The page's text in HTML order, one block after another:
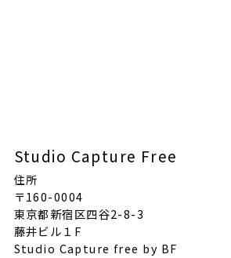
Studio Capture Free
住所
〒160-0004
東京都新宿区四谷2-8-3
藤井ビル１F
Studio Capture free by BF